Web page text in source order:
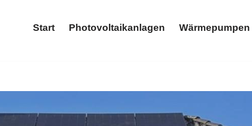
Start Photovoltaikanlagen Wärmepumpen
als auch ✓Photovoltaikanlage, Stromspeicher,
und ✓Wallbox in Niederhofen. ➡️ 𝐖𝐎𝐋𝐓𝐈𝐂𝐒, Ihr